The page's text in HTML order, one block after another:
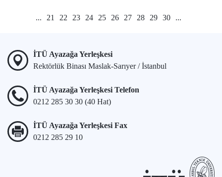
... 21 22 23 24 25 26 27 28 29 30 ...
İTÜ Ayazağa Yerleşkesi
Rektörlük Binası Maslak-Sarıyer / İstanbul
İTÜ Ayazağa Yerleşkesi Telefon
0212 285 30 30 (40 Hat)
İTÜ Ayazağa Yerleşkesi Fax
0212 285 29 10